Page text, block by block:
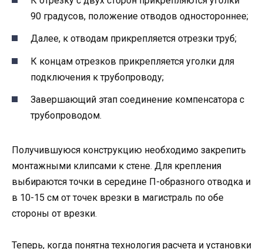
90 градусов, положение отводов одностороннее;
Далее, к отводам прикрепляется отрезки труб;
К концам отрезков прикрепляется уголки для
подключения к трубопроводу;
Завершающий этап соединение компенсатора с
трубопроводом.
Получившуюся конструкцию необходимо закрепить
монтажными клипсами к стене. Для крепления
выбираются точки в середине П-образного отводка и
в 10-15 см от точек врезки в магистраль по обе
стороны от врезки.
Теперь, когда понятна технология расчета и установки